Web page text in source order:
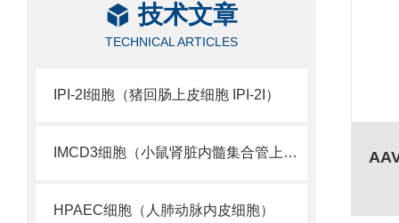
技术文章
TECHNICAL ARTICLES
IPI-2I细胞（猪回肠上皮细胞 IPI-2I）
IMCD3细胞（小鼠肾脏内髓集合管上皮细胞 ）
HPAEC细胞（人肺动脉内皮细胞）